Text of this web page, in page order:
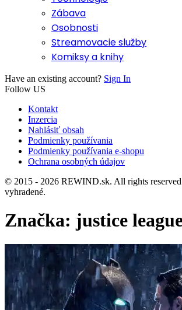
Zábava
Osobnosti
Streamovacie služby
Komiksy a knihy
Have an existing account? Sign In
Follow US
Kontakt
Inzercia
Nahlásiť obsah
Podmienky používania
Podmienky používania e-shopu
Ochrana osobných údajov
© 2015 - 2026 REWIND.sk. All rights
vyhradené.
Značka: justice